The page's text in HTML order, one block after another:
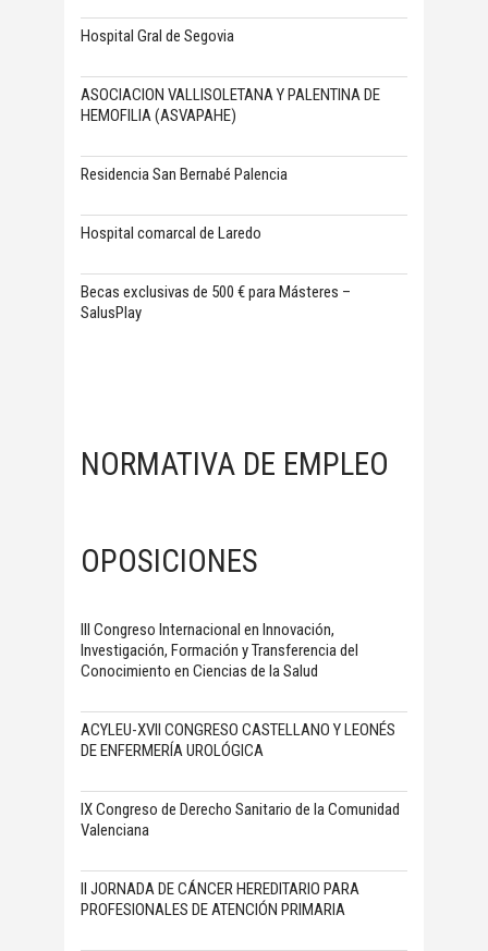
Hospital Gral de Segovia
ASOCIACION VALLISOLETANA Y PALENTINA DE
HEMOFILIA (ASVAPAHE)
Residencia San Bernabé Palencia
Hospital comarcal de Laredo
Becas exclusivas de 500 € para Másteres –
SalusPlay
NORMATIVA DE EMPLEO
OPOSICIONES
III Congreso Internacional en Innovación,
Investigación, Formación y Transferencia del
Conocimiento en Ciencias de la Salud
ACYLEU-XVII CONGRESO CASTELLANO Y LEONÉS
DE ENFERMERÍA UROLÓGICA
IX Congreso de Derecho Sanitario de la Comunidad
Valenciana
II JORNADA DE CÁNCER HEREDITARIO PARA
PROFESIONALES DE ATENCIÓN PRIMARIA